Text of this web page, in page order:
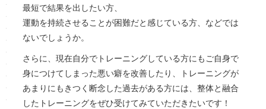
最短で結果を出したい方、
運動を持続させることが困難だと感じている方、などでは
ないでしょうか。
さらに、現在自分でトレーニングしている方にもご自身で
身につけてしまった悪い癖を改善したり、トレーニングが
あまりにもきつく断念した過去がある方には、整体と融合
したトレーニングをぜひ受けてみていただきたいです！